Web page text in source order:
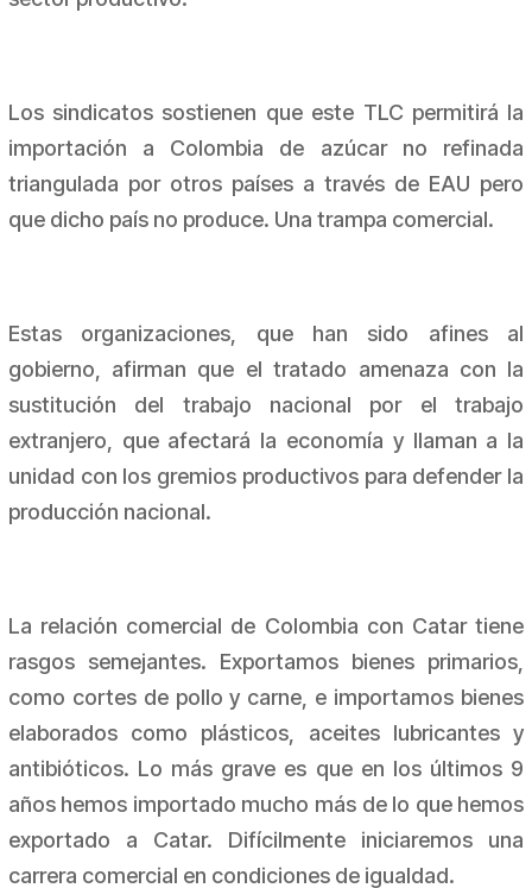
Los sindicatos sostienen que este TLC permitirá la
importación a Colombia de azúcar no refinada
triangulada por otros países a través de EAU pero
que dicho país no produce. Una trampa comercial.
Estas organizaciones, que han sido afines al
gobierno, afirman que el tratado amenaza con la
sustitución del trabajo nacional por el trabajo
extranjero, que afectará la economía y llaman a la
unidad con los gremios productivos para defender la
producción nacional.
La relación comercial de Colombia con Catar tiene
rasgos semejantes. Exportamos bienes primarios,
como cortes de pollo y carne, e importamos bienes
elaborados como plásticos, aceites lubricantes y
antibióticos. Lo más grave es que en los últimos 9
años hemos importado mucho más de lo que hemos
exportado a Catar. Difícilmente iniciaremos una
carrera comercial en condiciones de igualdad.